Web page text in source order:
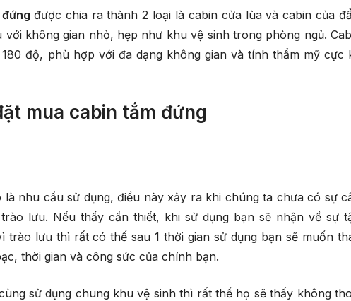
đứng được chia ra thành 2 loại là cabin cửa lùa và cabin của
với không gian nhỏ, hẹp như khu vệ sinh trong phòng ngủ.
độ, phù hợp với đa dạng không gian và tính thẩm mỹ cực
mua cabin tắm đứng
là nhu cầu sử dụng, điều này xảy ra khi chúng ta chưa có sự
lưu. Nếu thấy cần thiết, khi sử dụng bạn sẽ nhận về sự
lưu thì rất có thế sau 1 thời gian sử dụng bạn sẽ muốn
thời gian và công sức của chính bạn.
sử dụng chung khu vệ sinh thì rất thể họ sẽ thấy không